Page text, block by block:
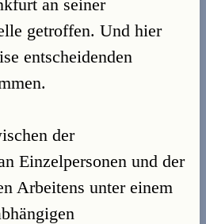
an seiner
getroffen. Und hier
entscheidenden
der
Einzelpersonen und der
Arbeitens unter einem